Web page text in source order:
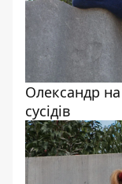
Олександр
сусідів